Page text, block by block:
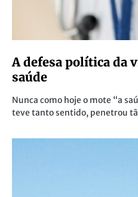
A defesa política da
saúde
Nunca como hoje o mote “a
teve tanto sentido, penetrou